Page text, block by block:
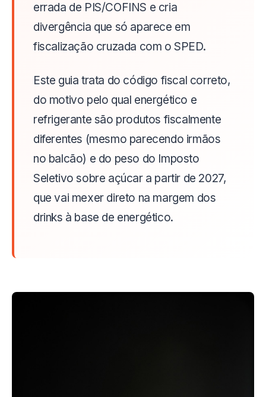
errada de PIS/COFINS e cria
divergência que só aparece em
fiscalização cruzada com o SPED.
Este guia trata do código fiscal correto,
do motivo pelo qual energético e
refrigerante são produtos fiscalmente
diferentes (mesmo parecendo irmãos
no balcão) e do peso do Imposto
Seletivo sobre açúcar a partir de 2027,
que vai mexer direto na margem dos
drinks à base de energético.